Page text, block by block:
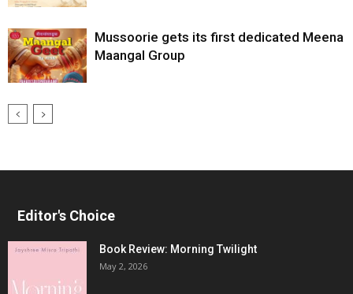
Mussoorie gets its first dedicated Meena
Maangal Group
Editor's Choice
Book Review: Morning Twilight
May 2, 2026